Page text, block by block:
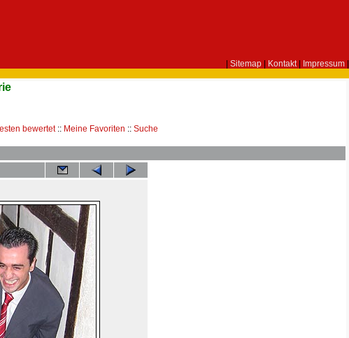
Sitemap Kontakt| Impressum
bewertet:: Meine Favoriten :: Suche